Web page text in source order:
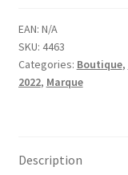
HAUT
DE
BIKINI
Colors
EAN: N/A
SKU: 4463
Categories: Boutique,
2022, Marque
Description